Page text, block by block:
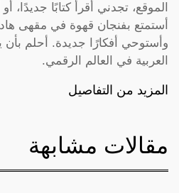
الموقع، تجدني أقرأ كتابًا
أستمتع بفنجان قهوة في مقهى
وأستوحي أفكارًا جديدة. أحلم بأن
العربية في العالم الرقمي.
المزيد من التفاصيل
مقالات مشابهة